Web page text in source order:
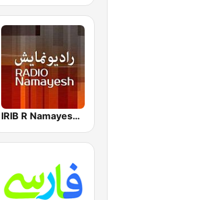
IRIB R Namayesh رادیو نمایش